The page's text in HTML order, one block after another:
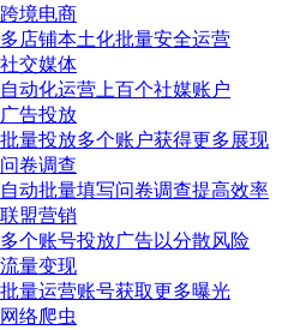
跨境电商
多店铺本土化批量安全运营
社交媒体
自动化运营上百个社媒账户
广告投放
批量投放多个账户获得更多展现
问卷调查
自动批量填写问卷调查提高效率
联盟营销
多个账号投放广告以分散风险
流量变现
批量运营账号获取更多曝光
网络爬虫